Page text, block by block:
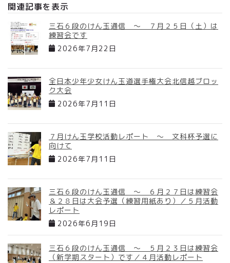
関連記事を表示
三石６段のけん玉通信 ～ ７月２５日（土）は
練習会です
2026年7月22日
全日本少年少女けん玉道選手権大会北信越ブロッ
ク大会
2026年7月11日
７月けん玉学校活動レポート ～ 文科杯予選に
向けて
2026年7月11日
三石６段のけん玉通信 ～ ６月２７日は練習会
＆２８日は大会予選（練習用紙あり）／５月活動
レポート
2026年6月19日
三石６段のけん玉通信 ～ ５月２３日は練習会
（新学期スタート）です／４月活動レポート